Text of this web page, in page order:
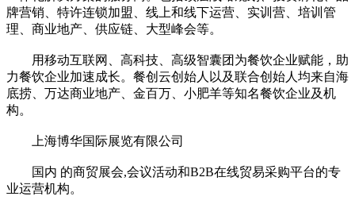
牌营销、特许连锁加盟、线上和线下运营、实训营、培训管
理、商业地产、供应链、大型峰会等。
用移动互联网、高科技、高级智囊团为餐饮企业赋能，助
力餐饮企业加速成长。餐创云创始人以及联合创始人均来自海
底捞、万达商业地产、金百万、小肥羊等知名餐饮企业及机
构。
上海博华国际展览有限公司
国内 的商贸展会,会议活动和B2B在线贸易采购平台的专
业运营机构。